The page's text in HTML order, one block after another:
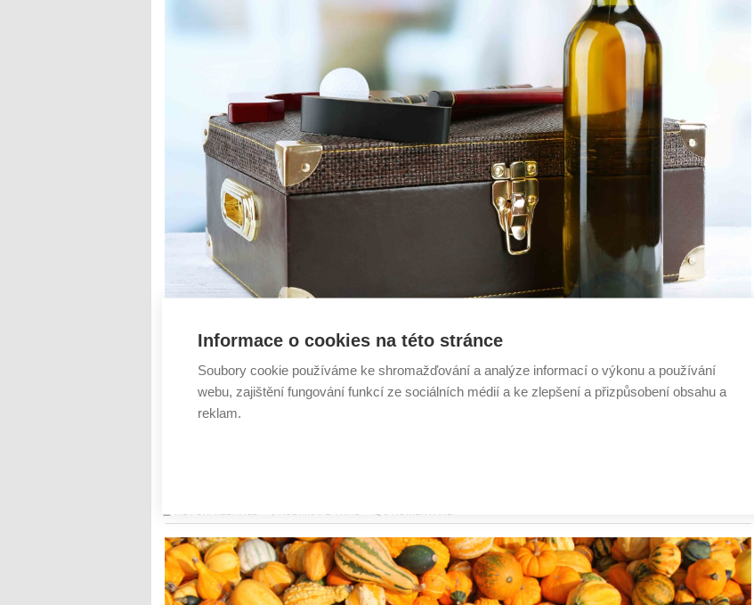
Neuplyne ani týden od svátku 17. listopadu a ve Valticích se chystá další významný den. V sobotu 21.
listopadu se odehraje již tradiční Dívčí vínek, spojený s právem děvčat na výzvu k tanci. Celý večer
zahájí úvodní program připravený mladými obyvateli Valtic. Ten bude laděný do tématu letošního
AUTOR: REDAKCE RUBRIKA: Z TRHU 0 KOMENTÁŘŮ
Informace o cookies na této stránce
Soubory cookie používáme ke shromažďování a analýze informací o výkonu a používání
webu, zajištění fungování funkcí ze sociálních médií a ke zlepšení a přizpůsobení obsahu a
reklam.